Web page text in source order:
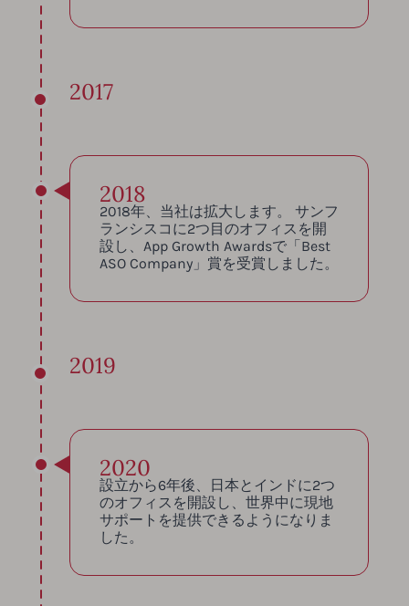
2017
2018
2018年、当社は拡大します。 サンフ
ランシスコに2つ目のオフィスを開
設し、App Growth Awardsで「Best
ASO Company」賞を受賞しました。
2019
2020
設立から6年後、日本とインドに2つ
のオフィスを開設し、世界中に現地
サポートを提供できるようになりま
した。